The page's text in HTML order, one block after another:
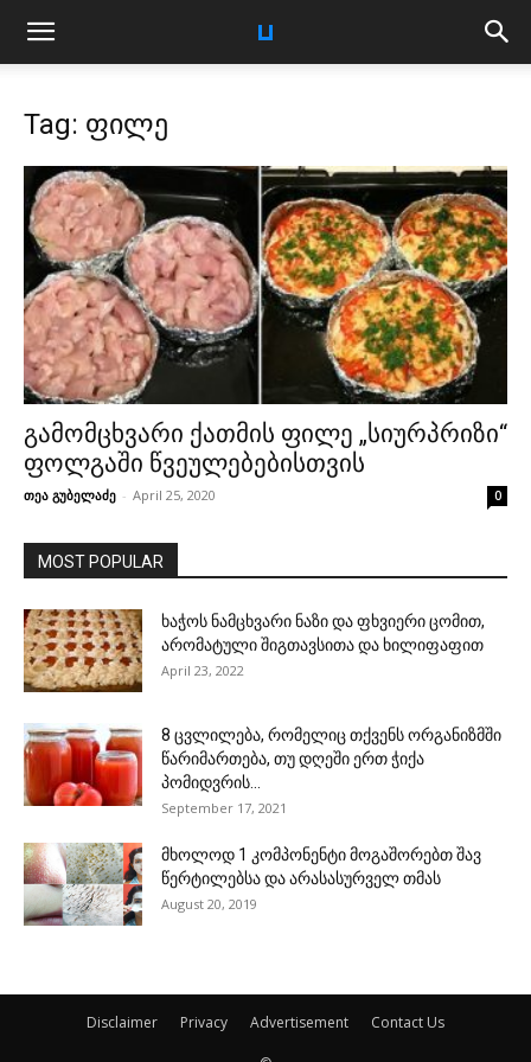
Tag: ფილე
გამომცხვარი ქათმის ფილე „სიურპრიზი“
ფოლგაში წვეულებებისთვის
თეა გუბელაძე - April 25, 2020 0
MOST POPULAR
ხაჭოს ნამცხვარი ნაზი და ფხვიერი ცომით,
არომატული შიგთავსითა და ხილიფაფით
April 23, 2022
8 ცვლილება, რომელიც თქვენს ორგანიზმში
წარიმართება, თუ დღეში ერთ ჭიქა
პომიდვრის...
September 17, 2021
მხოლოდ 1 კომპონენტი მოგაშორებთ შავ
წერტილებსა და არასასურველ თმას
August 20, 2019
Disclaimer Privacy Advertisement Contact Us